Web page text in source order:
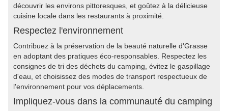
découvrir les environs pittoresques, et goûtez à la délicieuse
cuisine locale dans les restaurants à proximité.
Respectez l'environnement
Contribuez à la préservation de la beauté naturelle d'Grasse
en adoptant des pratiques éco-responsables. Respectez les
consignes de tri des déchets du camping, évitez le gaspillage
d'eau, et choisissez des modes de transport respectueux de
l'environnement pour vos déplacements.
Impliquez-vous dans la communauté du camping